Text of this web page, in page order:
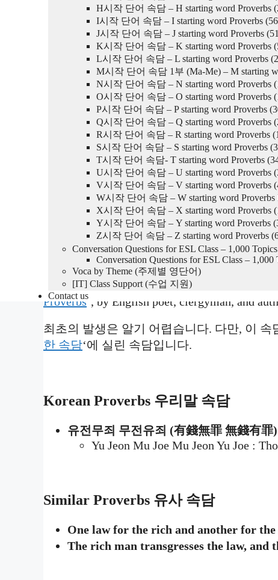
H시작 단어 속담 – H starting word Proverbs
I시작 단어 속담 – I starting word Proverbs
J시작 단어 속담 – J starting word Proverbs
K시작 단어 속담 – K starting word Proverbs
L시작 단어 속담 – L starting word Proverbs
M시작 단어 속담 1부 (Ma-Me) – M starting
N시작 단어 속담 – N starting word Proverbs
O시작 단어 속담 – O starting word Proverbs
P시작 단어 속담 – P starting word Proverbs
Q시작 단어 속담 – Q starting word Proverbs
R시작 단어 속담 – R starting word Proverbs
S시작 단어 속담 – S starting word Proverbs
T시작 단어 속담- T starting word Proverbs
U시작 단어 속담 – U starting word Proverbs
V시작 단어 속담 – V starting word Proverbs
W시작 단어 속담 – W starting word Proverbs
X시작 단어 속담 – X starting word Proverbs
Y시작 단어 속담 – Y starting word Proverbs
Z시작 단어 속담 – Z starting word Proverbs
Conversation Questions for ESL Class – 1,000
Conversation Questions for ESL Class –
Voca by Theme (주제별 영단어)
[IT] Class Support (수업 지원)
Contact us
Contents (목차)
The Law is not the same at morning and at night. Meaning
Origin 유래
Korean Proverbs 우리말 속담
Similar Proverbs 유사 속담
Usage 활용
Vocabularies 어휘
The Law is not the same at morning
This means that the application of the law
법의 적용은 사람 또는 상황에 따라 달라질
유래
The first occurrence is difficult to determine.
Proverbs‘, by English poet, clergyman, and
최초의 발생은 알기 어렵습니다. 다만, 이 속
한 속담‘에 실린 속담입니다.
Korean Proverbs 우리말 속담
유전무죄 무전유죄 (有錢無罪 無錢有罪)
Yu Jeon Mu Joe Mu Jeon Yu Joe :
Similar Proverbs 유사 속담
One law for the rich and another for the
The rich man transgresses the law, and